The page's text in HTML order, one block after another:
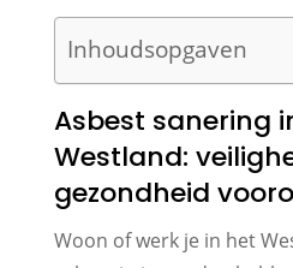
Inhoudsopgaven
Asbest sanering
Westland:
gezondheid
Woon of werk je in het